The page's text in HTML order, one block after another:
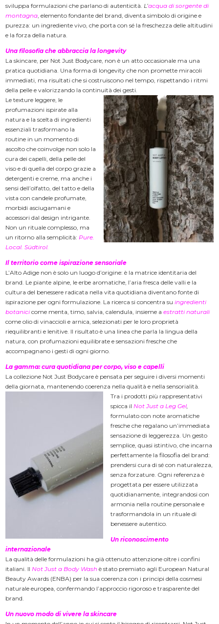
sviluppa formulazioni che parlano di autenticità.L’acqua di sorgente di
montagna, elemento fondante del brand, diventa simbolo di origine e
purezza: un ingrediente vivo, che porta con sé la freschezza delle altitudini
e la forza della natura.
Una filosofia che abbraccia la longevity
La skincare, per Not Just Bodycare, non è un atto occasionale ma una
pratica quotidiana. Una forma di longevity che non promette miracoli
immediati, ma risultati che si costruiscono nel tempo, rispettando i ritmi
della pelle e valorizzando la continuità dei gesti.
Le texture leggere, le
profumazioni ispirate alla
natura e la scelta di ingredienti
essenziali trasformano la
routine in un momento di
ascolto che coinvolge non solo la
cura dei capelli, della pelle del
viso e di quella del corpo grazie a
detergenti e creme, ma anche i
sensi dell’olfatto, del tatto e della
vista con candele profumate,
morbidi asciugamani e
accessori dal design intrigante.
Non un rituale complesso, ma
un ritorno alla semplicità:Pure.
Local. Südtirol.
Il territorio come ispirazione sensoriale
L’Alto Adige non è solo un luogo d’origine: è la matrice identitaria del
brand. Le piante alpine, le erbe aromatiche, l’aria fresca delle valli e la
cultura del benessere radicata nella vita quotidiana diventano fonte di
ispirazione per ogni formulazione. La ricerca si concentra suingredienti
botanici come menta, timo, salvia, calendula, insieme aestratti naturali
come olio di vinaccioli e arnica, selezionati per le loro proprietà
riequilibranti e lenitive. Il risultato è una linea che parla la lingua della
natura, con profumazioni equilibrate e sensazioni fresche che
accompagnano i gesti di ogni giorno.
La gamma: cura quotidiana per corpo, viso e capelli
La collezione Not Just Bodycare è pensata per seguire i diversi momenti
della giornata, mantenendo coerenza nella qualità e nella sensorialità.
Tra i prodotti più rappresentativi
spicca ilNot Just a Leg Gel,
formulato con note aromatiche
fresche che regalano un’immediata
sensazione di leggerezza. Un gesto
semplice, quasi istintivo, che incarna
perfettamente la filosofia del brand:
prendersi cura di sé con naturalezza,
senza forzature. Ogni referenza è
progettata per essere utilizzata
quotidianamente, integrandosi con
armonia nella routine personale e
trasformandola in un rituale di
benessere autentico.
Un riconoscimento
internazionale
La qualità delle formulazioni ha già ottenuto attenzione oltre i confini
italiani. IlNot Just a Body Wash è stato premiato agli European Natural
Beauty Awards (ENBA) per la sua coerenza con i principi della cosmesi
naturale europea, confermando l’approccio rigoroso e trasparente del
brand.
Un nuovo modo di vivere la skincare